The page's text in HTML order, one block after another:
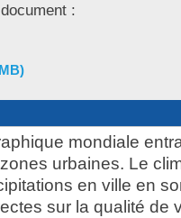
:
mondiale
urbaines. Le
en ville en
sur la qualité de